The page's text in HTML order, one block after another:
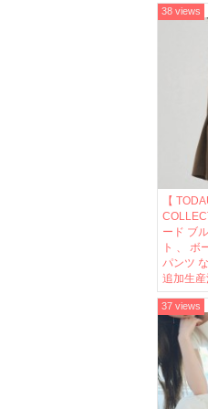
【
ード ブ
ト 、 ボ
パンツ
追加生
38 views
37 views